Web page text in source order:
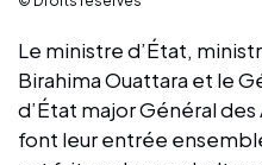
Le ministre d’État,
Birahima Ouattara et le
d’État major Général
font leur entrée